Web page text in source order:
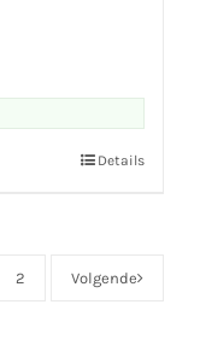
Details
2 Volgende